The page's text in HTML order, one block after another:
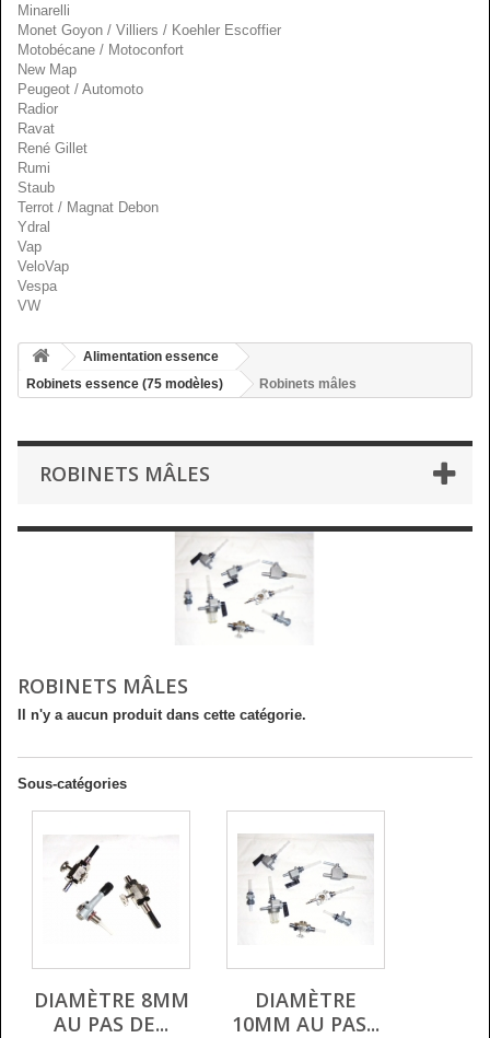
Minarelli
Monet Goyon / Villiers / Koehler Escoffier
Motobécane / Motoconfort
New Map
Peugeot / Automoto
Radior
Ravat
René Gillet
Rumi
Staub
Terrot / Magnat Debon
Ydral
Vap
VeloVap
Vespa
VW
Alimentation essence
Robinets essence (75 modèles)
Robinets mâles
ROBINETS MÂLES
ROBINETS MÂLES
Il n'y a aucun produit dans cette catégorie.
Sous-catégories
DIAMÈTRE 8MM
AU PAS DE...
DIAMÈTRE
10MM AU PAS...